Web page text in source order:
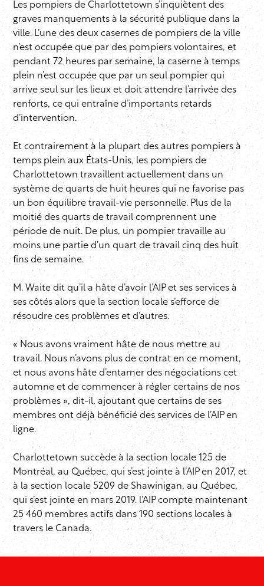
Les pompiers de Charlottetown s’inquiètent des
graves manquements à la sécurité publique dans la
ville. L’une des deux casernes de pompiers de la ville
n’est occupée que par des pompiers volontaires, et
pendant 72 heures par semaine, la caserne à temps
plein n’est occupée que par un seul pompier qui
arrive seul sur les lieux et doit attendre l’arrivée des
renforts, ce qui entraîne d’importants retards
d’intervention.
Et contrairement à la plupart des autres pompiers à
temps plein aux États-Unis, les pompiers de
Charlottetown travaillent actuellement dans un
système de quarts de huit heures qui ne favorise pas
un bon équilibre travail-vie personnelle. Plus de la
moitié des quarts de travail comprennent une
période de nuit. De plus, un pompier travaille au
moins une partie d’un quart de travail cinq des huit
fins de semaine.
M. Waite dit qu’il a hâte d’avoirl’AIPet ses services à
ses côtés alors que la section locale s’efforce de
résoudre ces problèmes et d’autres.
« Nous avons vraiment hâte de nous mettre au
travail. Nous n’avons plus de contrat en ce moment,
et nous avons hâte d’entamer des négociations cet
automne et de commencer à régler certains de nos
problèmes », dit-il, ajoutant que certains de ses
membres ont déjà bénéficié des services de l’AIPen
ligne.
Charlottetown succède à la section locale 125 de
Montréal, au Québec, qui s’est jointe à l’AIPen 2017, et
à la section locale 5209 de Shawinigan, au Québec,
qui s’est jointe en mars 2019. l’AIPcompte maintenant
25 460 membres actifs dans 190 sections locales à
travers le Canada.